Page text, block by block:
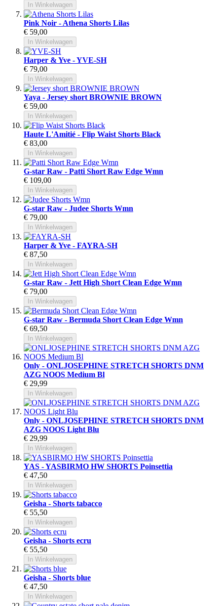
In Winkelwagen
Pink Noir - Athena Shorts Lilas
€ 59,00
In Winkelwagen
Harper & Yve - YVE-SH
€ 79,00
In Winkelwagen
Yaya - Jersey short BROWNIE BROWN
€ 59,00
In Winkelwagen
Haute L'Amitié - Flip Waist Shorts Black
€ 83,00
In Winkelwagen
G-star Raw - Patti Short Raw Edge Wmn
€ 109,00
In Winkelwagen
G-star Raw - Judee Shorts Wmn
€ 79,00
In Winkelwagen
Harper & Yve - FAYRA-SH
€ 87,50
In Winkelwagen
G-star Raw - Jett High Short Clean Edge Wmn
€ 79,00
In Winkelwagen
G-star Raw - Bermuda Short Clean Edge Wmn
€ 69,50
In Winkelwagen
Only - ONLJOSEPHINE STRETCH SHORTS DNM
AZG NOOS Medium Bl
€ 29,99
In Winkelwagen
Only - ONLJOSEPHINE STRETCH SHORTS DNM
AZG NOOS Light Blu
€ 29,99
In Winkelwagen
YAS - YASBIRMO HW SHORTS Poinsettia
€ 47,50
In Winkelwagen
Geisha - Shorts tabacco
€ 55,50
In Winkelwagen
Geisha - Shorts ecru
€ 55,50
In Winkelwagen
Geisha - Shorts blue
€ 47,50
In Winkelwagen